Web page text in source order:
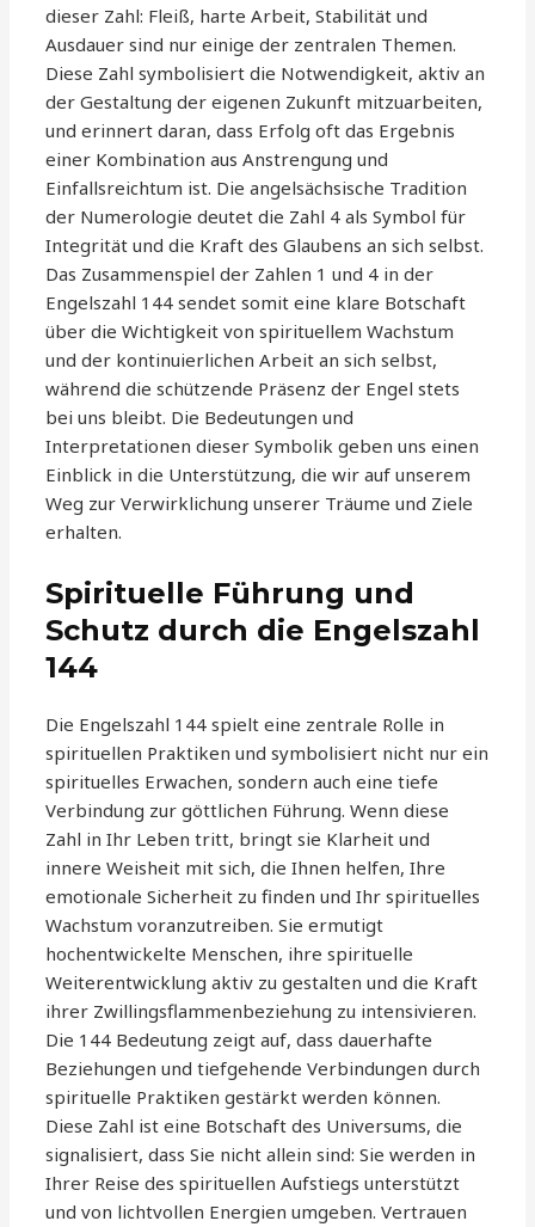
dieser Zahl: Fleiß, harte Arbeit, Stabilität und
Ausdauer sind nur einige der zentralen Themen.
Diese Zahl symbolisiert die Notwendigkeit, aktiv an
der Gestaltung der eigenen Zukunft mitzuarbeiten,
und erinnert daran, dass Erfolg oft das Ergebnis
einer Kombination aus Anstrengung und
Einfallsreichtum ist. Die angelsächsische Tradition
der Numerologie deutet die Zahl 4 als Symbol für
Integrität und die Kraft des Glaubens an sich selbst.
Das Zusammenspiel der Zahlen 1 und 4 in der
Engelszahl 144 sendet somit eine klare Botschaft
über die Wichtigkeit von spirituellem Wachstum
und der kontinuierlichen Arbeit an sich selbst,
während die schützende Präsenz der Engel stets
bei uns bleibt. Die Bedeutungen und
Interpretationen dieser Symbolik geben uns einen
Einblick in die Unterstützung, die wir auf unserem
Weg zur Verwirklichung unserer Träume und Ziele
erhalten.
Spirituelle Führung und
Schutz durch die Engelszahl
144
Die Engelszahl 144 spielt eine zentrale Rolle in
spirituellen Praktiken und symbolisiert nicht nur ein
spirituelles Erwachen, sondern auch eine tiefe
Verbindung zur göttlichen Führung. Wenn diese
Zahl in Ihr Leben tritt, bringt sie Klarheit und
innere Weisheit mit sich, die Ihnen helfen, Ihre
emotionale Sicherheit zu finden und Ihr spirituelles
Wachstum voranzutreiben. Sie ermutigt
hochentwickelte Menschen, ihre spirituelle
Weiterentwicklung aktiv zu gestalten und die Kraft
ihrer Zwillingsflammenbeziehung zu intensivieren.
Die 144 Bedeutung zeigt auf, dass dauerhafte
Beziehungen und tiefgehende Verbindungen durch
spirituelle Praktiken gestärkt werden können.
Diese Zahl ist eine Botschaft des Universums, die
signalisiert, dass Sie nicht allein sind: Sie werden in
Ihrer Reise des spirituellen Aufstiegs unterstützt
und von lichtvollen Energien umgeben. Vertrauen